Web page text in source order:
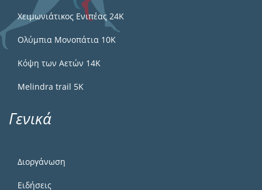
Χειμωνιάτικος Ενιπέας 24Κ
Ολύμπια Μονοπάτια 10Κ
Κόψη των Αετών 14Κ
Melindra trail 5Κ
Γενικά
Διοργάνωση
Ειδήσεις